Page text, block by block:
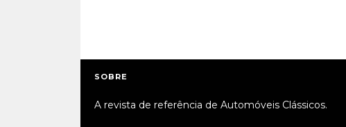
SOBRE
A revista de referência de Automóveis Clássicos.